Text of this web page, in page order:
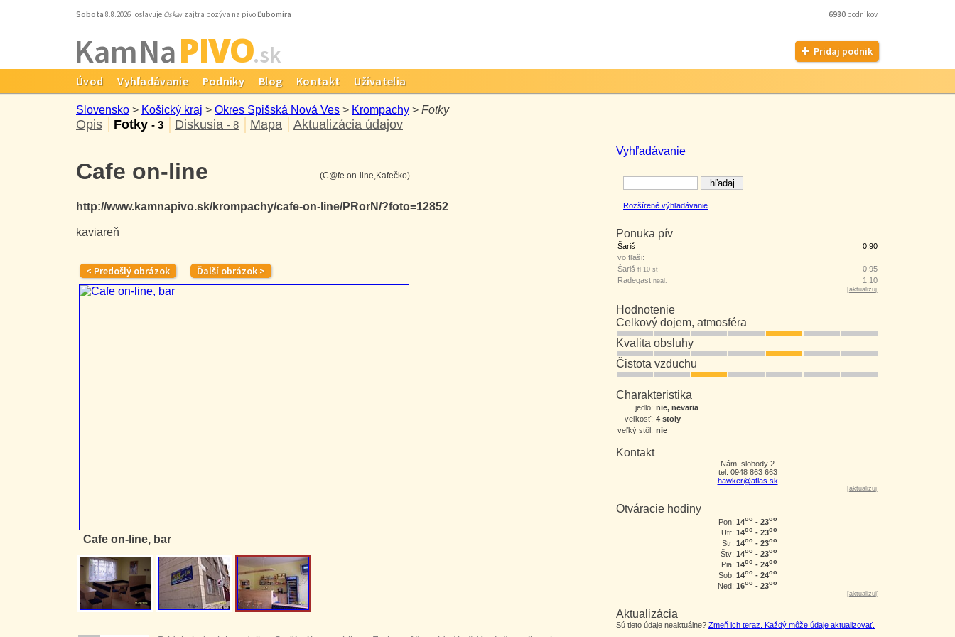
Sobota 8.8.2026 oslavuje Oskarzajtra pozýva na pivo Ľubomíra 6980 podnikov
Kam NaPIVO.sk Pridaj podnik
Úvod Vyhľadávanie Podniky Blog Kontakt Užívatelia
Slovensko > Košický kraj > Okres Spišská Nová Ves > Krompachy > Fotky
Opis Fotky - 3 Diskusia - 8 Mapa Aktualizácia údajov
Vyhľadávanie
Rozšírené výhľadávanie
Ponuka pív
Šariš
0,90
vo fľaši:
Šariš fl 10 st
0,95
Radegast neal. 1,10
[aktualizuj]
Hodnotenie
Celkový dojem, atmosféra
Kvalita obsluhy
Čistota vzduchu
Charakteristika
jedlo: nie, nevaria
veľkosť: 4 stoly
veľký stôl: nie
Kontakt
Nám. slobody 2
tel: 0948 863 663
hawker@atlas.sk
[aktualizuj]
Otváracie hodiny
Pon: 14oo - 23oo
Utr: 14oo - 23oo
Str: 14oo - 23oo
Štv: 14oo - 23oo
Pia: 14oo - 24oo
Sob: 14oo - 24oo
Ned: 16oo - 23oo
[aktualizuj]
Aktualizácia
Sú tieto údaje neaktuálne? Zmeň ich teraz. Každý môže údaje aktualizovať.
Cafe on-line
http://www.kamnapivo.sk/krompachy/cafe-on-line/PRorN/?foto=12852
kaviareň
(C@fe on-line,Kafečko)
Cafe on-line, bar